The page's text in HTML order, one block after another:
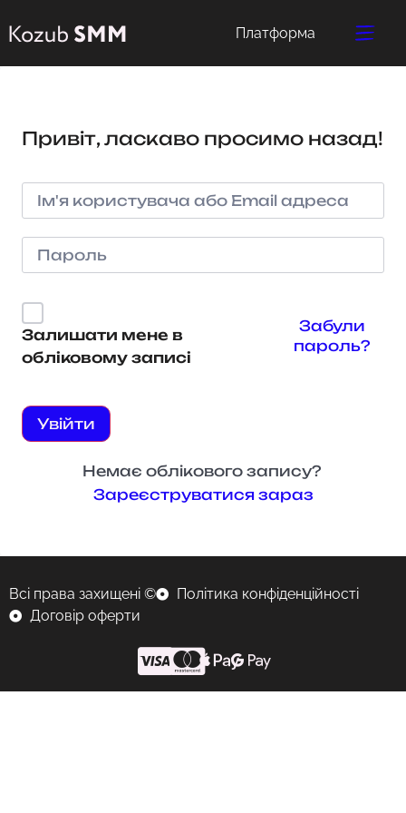
Платформа
Привіт, ласкаво просимо назад!
Залишати мене в
обліковому записі
Забули
пароль?
Увійти
Немає облікового запису?
Зареєструватися зараз
Всі права захищені ©
Політика конфіденційності
Договір оферти